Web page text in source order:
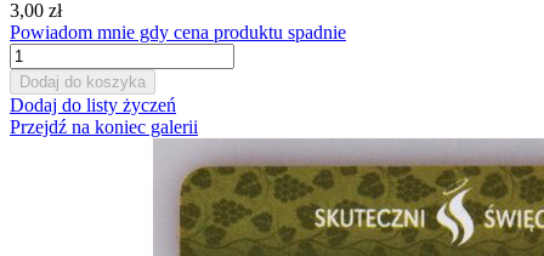
3,00 zł
Powiadom mnie gdy cena produktu spadnie
Dodaj do koszyka
Dodaj do listy życzeń
Przejdź na koniec galerii